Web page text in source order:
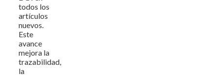
todos los
artículos
nuevos.
Este
avance
mejora la
trazabilidad,
la